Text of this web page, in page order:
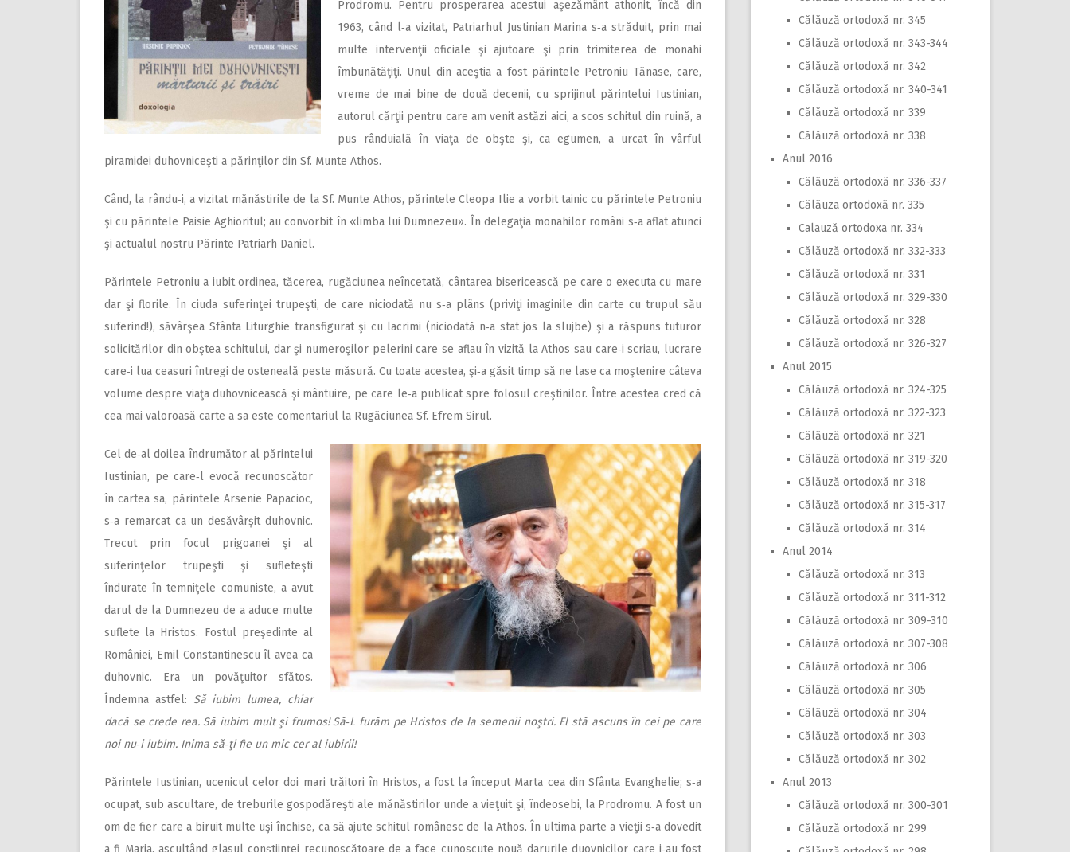
Prodromu. Pentru prosperarea acestui aşezământ athonit, încă din
1963, când l‑a vizitat, Patriarhul Justinian Marina s‑a străduit, prin mai
multe intervenţii oficiale şi ajutoare şi prin trimiterea de monahi
îmbunătăţiţi. Unul din aceştia a fost părintele Petroniu Tănase, care,
vreme de mai bine de două decenii, cu sprijinul părintelui Iustinian,
autorul cărţii pentru care am venit astăzi aici, a scos schitul din ruină, a
pus rânduială în viaţa de obşte şi, ca egumen, a urcat în vârful
piramidei duhovniceşti a părinţilor din Sf. Munte Athos.
Când, la rându‑i, a vizitat mănăstirile de la Sf. Munte Athos, părintele Cleopa Ilie a vorbit tainic cu părintele Petroniu
şi cu părintele Paisie Aghioritul; au convorbit în «limba lui Dumnezeu». În delegaţia monahilor români s‑a aflat atunci
şi actualul nostru Părinte Patriarh Daniel.
Părintele Petroniu a iubit ordinea, tăcerea, rugăciunea neîncetată, cântarea bisericească pe care o executa cu mare
dar şi florile. În ciuda suferinţei trupeşti, de care niciodată nu s‑a plâns (priviţi imaginile din carte cu trupul său
suferind!), săvârşea Sfânta Liturghie transfigurat şi cu lacrimi (niciodată n‑a stat jos la slujbe) şi a răspuns tuturor
solicitărilor din obştea schitului, dar şi numeroşilor pelerini care se aflau în vizită la Athos sau care‑i scriau, lucrare
care‑i lua ceasuri întregi de osteneală peste măsură. Cu toate acestea, şi‑a găsit timp să ne lase ca moştenire câteva
volume despre viaţa duhovnicească şi mântuire, pe care le‑a publicat spre folosul creştinilor. Între acestea cred că
cea mai valoroasă carte a sa este comentariul la Rugăciunea Sf. Efrem Sirul.
Cel de‑al doilea îndrumător al părintelui
Iustinian, pe care‑l evocă recunoscător
în cartea sa, părintele Arsenie Papacioc,
s‑a remarcat ca un desăvârşit duhovnic.
Trecut prin focul prigoanei şi al
suferinţelor trupeşti şi sufleteşti
îndurate în temniţele comuniste, a avut
darul de la Dumnezeu de a aduce multe
suflete la Hristos. Fostul preşedinte al
României, Emil Constantinescu îl avea ca
duhovnic. Era un povăţuitor sfătos.
Îndemna astfel: Să iubim lumea, chiar
dacă se crede rea. Să iubim mult şi frumos! Să‑L furăm pe Hristos de la semenii noştri. El stă ascuns în cei pe care
noi nu‑i iubim. Inima să‑ţi fie un mic cer al iubirii!
Părintele Iustinian, ucenicul celor doi mari trăitori în Hristos, a fost la început Marta cea din Sfânta Evanghelie; s‑a
ocupat, sub ascultare, de treburile gospodăreşti ale mănăstirilor unde a vieţuit şi, îndeosebi, la Prodromu. A fost un
om de fier care a biruit multe uşi închise, ca să ajute schitul românesc de la Athos. În ultima parte a vieţii s‑a dovedit
Călăuză ortodoxă nr. 345
Călăuză ortodoxă nr. 343-344
Călăuză ortodoxă nr. 342
Călăuză ortodoxă nr. 340-341
Călăuză ortodoxă nr. 339
Călăuză ortodoxă nr. 338
Anul 2016
Călăuză ortodoxă nr. 336-337
Călăuza ortodoxă nr. 335
Calauză ortodoxa nr. 334
Călăuză ortodoxă nr. 332-333
Călăuză ortodoxă nr. 331
Călăuză ortodoxă nr. 329-330
Călăuză ortodoxă nr. 328
Călăuză ortodoxă nr. 326-327
Anul 2015
Călăuză ortodoxă nr. 324-325
Călăuză ortodoxă nr. 322-323
Călăuză ortodoxă nr. 321
Călăuză ortodoxă nr. 319-320
Călăuză ortodoxă nr. 318
Călăuză ortodoxă nr. 315-317
Călăuză ortodoxă nr. 314
Anul 2014
Călăuză ortodoxă nr. 313
Călăuză ortodoxă nr. 311-312
Călăuză ortodoxă nr. 309-310
Călăuză ortodoxă nr. 307-308
Călăuză ortodoxă nr. 306
Călăuză ortodoxă nr. 305
Călăuză ortodoxă nr. 304
Călăuză ortodoxă nr. 303
Călăuză ortodoxă nr. 302
Anul 2013
Călăuză ortodoxă nr. 300-301
Călăuză ortodoxă nr. 299